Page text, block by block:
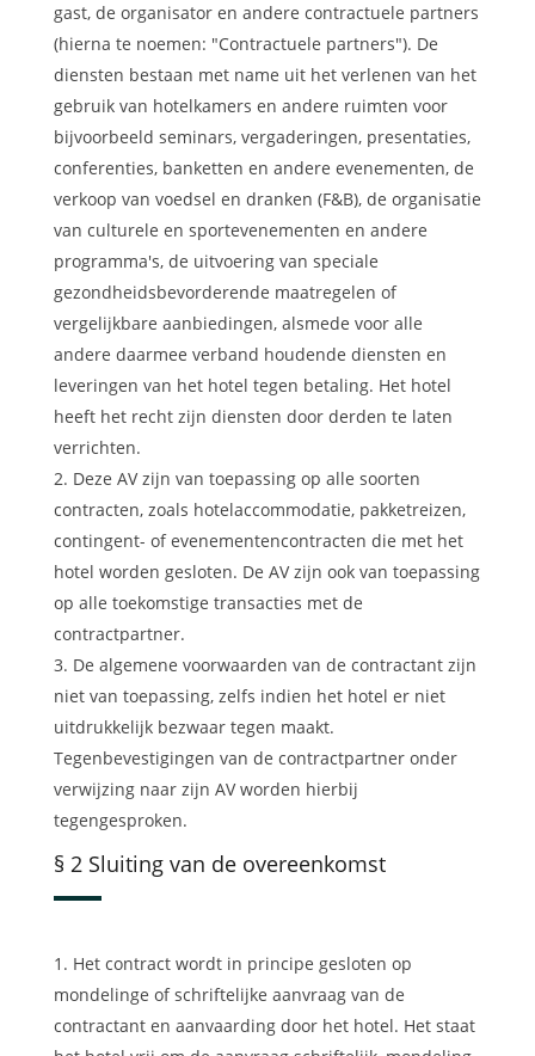
gast, de organisator en andere contractuele partners
(hierna te noemen: "Contractuele partners"). De
diensten bestaan met name uit het verlenen van het
gebruik van hotelkamers en andere ruimten voor
bijvoorbeeld seminars, vergaderingen, presentaties,
conferenties, banketten en andere evenementen, de
verkoop van voedsel en dranken (F&B), de organisatie
van culturele en sportevenementen en andere
programma's, de uitvoering van speciale
gezondheidsbevorderende maatregelen of
vergelijkbare aanbiedingen, alsmede voor alle
andere daarmee verband houdende diensten en
leveringen van het hotel tegen betaling. Het hotel
heeft het recht zijn diensten door derden te laten
verrichten.
Deze AV zijn van toepassing op alle soorten
contracten, zoals hotelaccommodatie, pakketreizen,
contingent- of evenementencontracten die met het
hotel worden gesloten. De AV zijn ook van toepassing
op alle toekomstige transacties met de
contractpartner.
De algemene voorwaarden van de contractant zijn
niet van toepassing, zelfs indien het hotel er niet
uitdrukkelijk bezwaar tegen maakt.
Tegenbevestigingen van de contractpartner onder
verwijzing naar zijn AV worden hierbij
tegengesproken.
§ 2 Sluiting van de overeenkomst
Het contract wordt in principe gesloten op
mondelinge of schriftelijke aanvraag van de
contractant en aanvaarding door het hotel. Het staat